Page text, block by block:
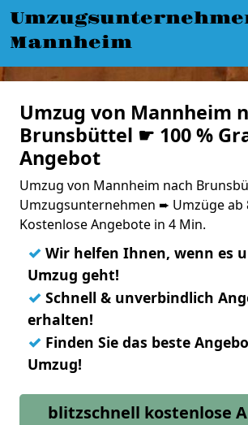
Mannheim
Umzug von Mannheim
Brunsbüttel ☛ 100 %
Angebot
Umzug von Mannheim nach
Umzugsunternehmen ➨ Umzüge ab
Kostenlose Angebote in 4 Min.
✓ Wir helfen Ihnen, wenn es
Umzug geht!
✓ Schnell & unverbindlich
erhalten!
✓ Finden Sie das beste
Umzug!
blitzschnell kostenlose